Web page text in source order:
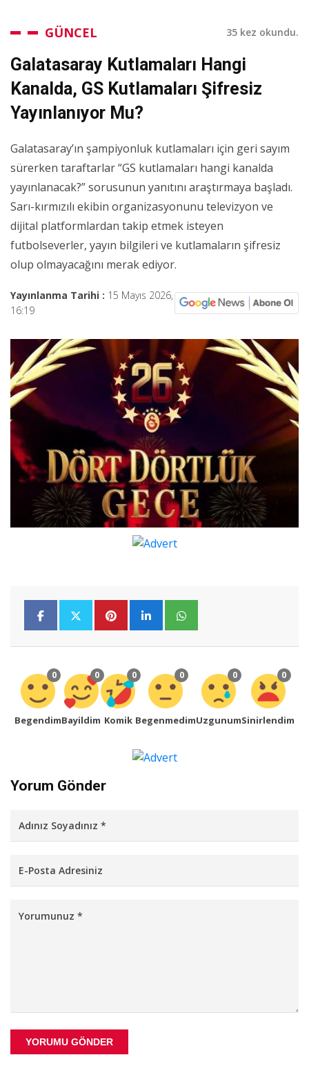
GÜNCEL 35 kez okundu.
Galatasaray Kutlamaları Hangi
Kanalda, GS Kutlamaları Şifresiz
Yayınlanıyor Mu?
Galatasaray’ın şampiyonluk kutlamaları için geri sayım
sürerken taraftarlar “GS kutlamaları hangi kanalda
yayınlanacak?” sorusunun yanıtını araştırmaya başladı.
Sarı-kırmızılı ekibin organizasyonunu televizyon ve
dijital platformlardan takip etmek isteyen
futbolseverler, yayın bilgileri ve kutlamaların şifresiz
olup olmayacağını merak ediyor.
Yayınlanma Tarihi : 15 Mayıs 2026,
16:19
0
Begendim
0
Bayildim
0
Komik
0
Begenmedim
0
Uzgunum
0
Sinirlendim
Yorum Gönder
YORUMU GÖNDER